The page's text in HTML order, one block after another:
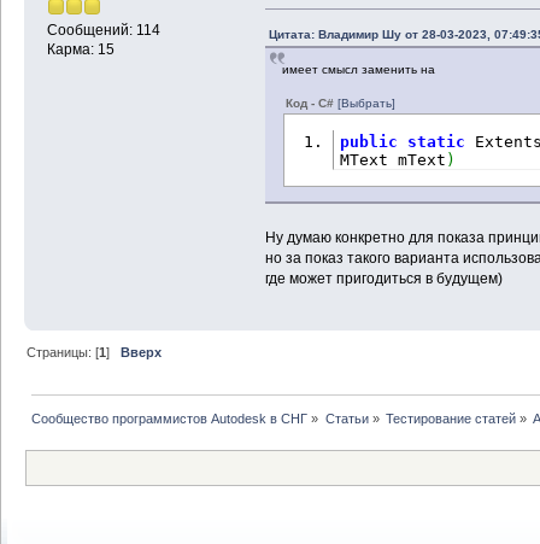
Сообщений: 114
Карма: 15
Цитата: Владимир Шу от 28-03-2023,
имеет смысл заменить на
Код - C# [Выбрать]
public static
MText mText )
Ну думаю конкретно для показа
но за показ такого варианта
где может пригодиться в будущем)
Страницы: [1] Вверх
Сообщество программистов Autodesk в СНГ » Статьи» Тестирование статей»